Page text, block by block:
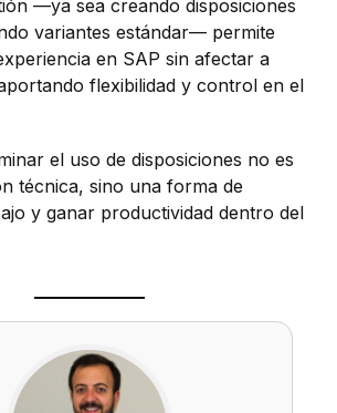
—ya sea creando disposiciones
variantes estándar— permite
en SAP sin afectar a
flexibilidad y control en el
el uso de disposiciones no es
técnica, sino una forma de
y ganar productividad dentro del